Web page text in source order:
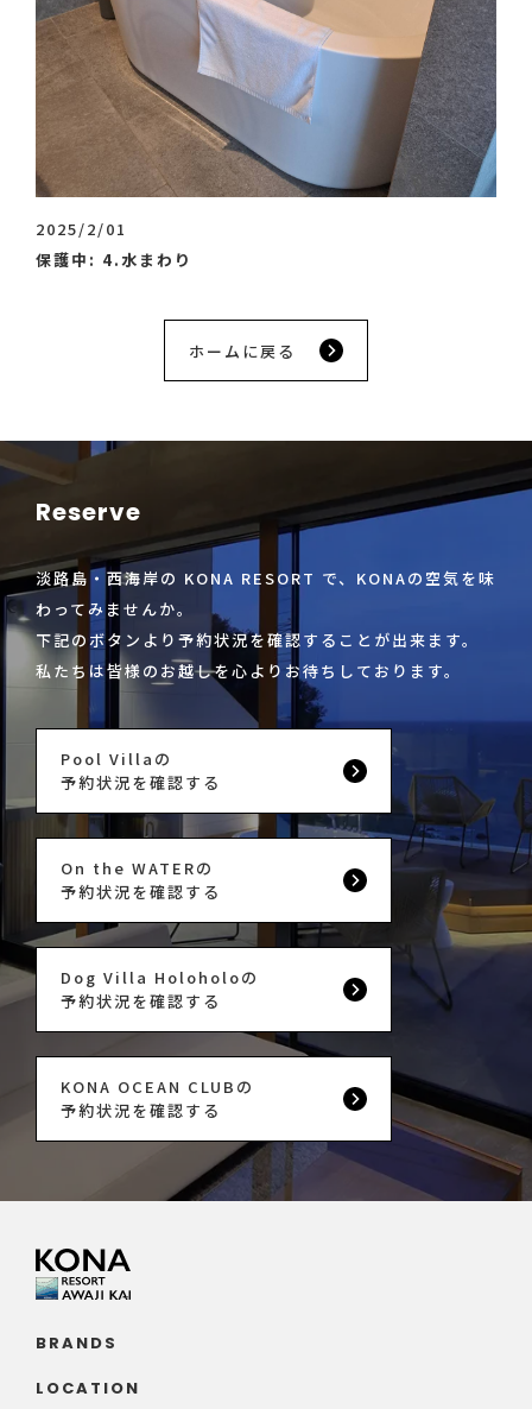
2025/2/01
保護中: 4.水まわり
ホームに戻る
Reserve
淡路島・西海岸の KONA RESORT で、KONAの空気を味
わってみませんか。
下記のボタンより予約状況を確認することが出来ます。
私たちは皆様のお越しを心よりお待ちしております。
Pool Villaの
予約状況を確認する
On the WATERの
予約状況を確認する
Dog Villa Holoholoの
予約状況を確認する
KONA OCEAN CLUBの
予約状況を確認する
BRANDS
LOCATION